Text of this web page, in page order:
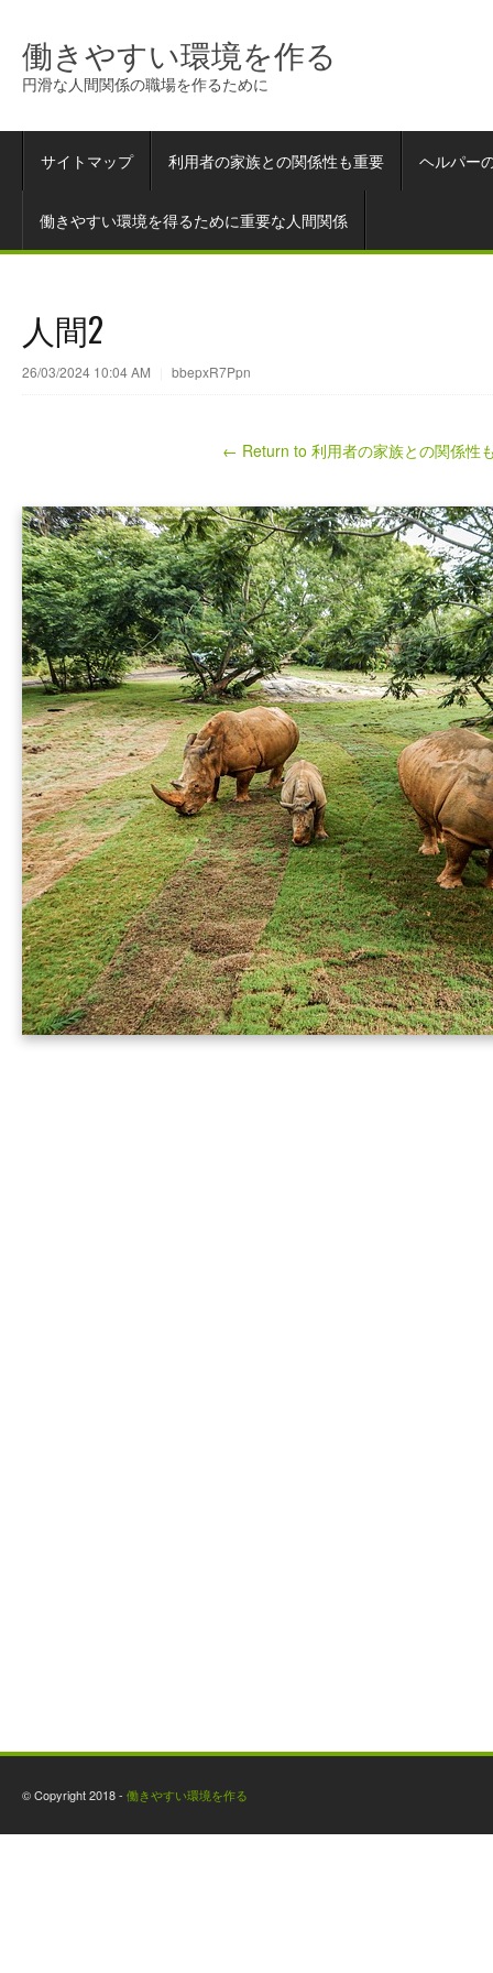
働きやすい環境を作る
円滑な人間関係の職場を作るために
サイトマップ 利用者の家族との関係性も重要 ヘルパー
働きやすい環境を得るために重要な人間関係
人間2
26/03/2024 10:04 AM bbepxR7Ppn
← Return to 利用者の家族との関係性
© Copyright 2018 - 働きやすい環境を作る